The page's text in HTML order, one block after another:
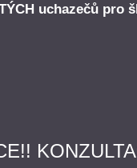
uchazečů pro